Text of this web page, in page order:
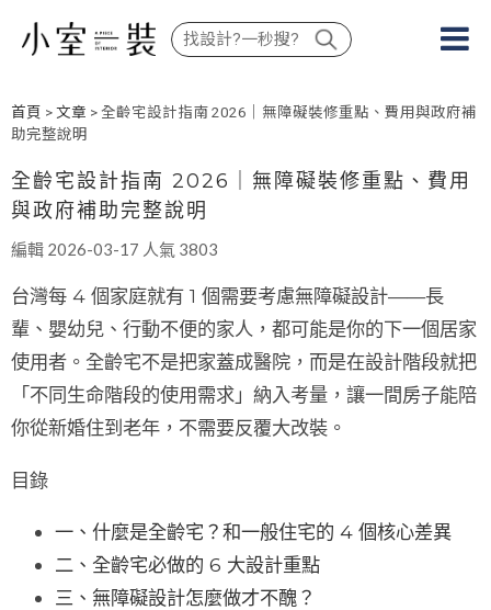
首頁 >文章 > 全齡宅設計指南 2026｜無障礙裝修重點、費用與政府補
助完整說明
全齡宅設計指南 2026｜無障礙裝修重點、費用
與政府補助完整說明
編輯 2026-03-17 人氣 3803
台灣每 4 個家庭就有 1 個需要考慮無障礙設計——長
輩、嬰幼兒、行動不便的家人，都可能是你的下一個居家
使用者。 全齡宅不是把家蓋成醫院，而是在設計階段就把
「不同生命階段的使用需求」納入考量，讓一間房子能陪
你從新婚住到老年，不需要反覆大改裝。
目錄
一、什麼是全齡宅？和一般住宅的 4 個核心差異
二、全齡宅必做的 6 大設計重點
三、無障礙設計怎麼做才不醜？